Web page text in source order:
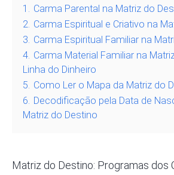
1. Carma Parental na Matriz do
2. Carma Espiritual e Criativo na
3. Carma Espiritual Familiar na
4. Carma Material Familiar na
Linha do Dinheiro
5. Como Ler o Mapa da Matriz do
6. Decodificação pela Data de
Matriz do Destino
Matriz do Destino: Programas dos